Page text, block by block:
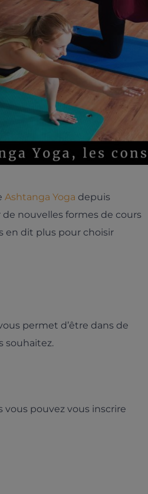
Ashtanga Yoga depuis
nouvelles formes de cours
en dit plus pour choisir
permet d’être dans de
souhaitez.
vous pouvez vous inscrire